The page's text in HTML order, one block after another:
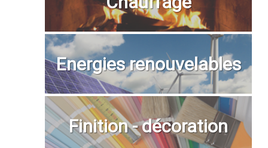
Energies renouvelables
Finition - décoration